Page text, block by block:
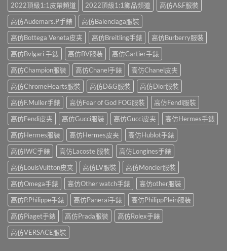
2022頂級1:1皮帶頻道
2022頂級1:1飾品頻道
高仿A&F服裝
高仿Audemars.P手錶
高仿Balenciaga服裝
高仿Bottega Veneta皮夹
高仿Breitling手錶
高仿Burberry服裝
高仿Bvlgari 手錶
高仿BV服裝
高仿Cartier手錶
高仿Champion服裝
高仿Chanel手錶
高仿Chanel皮夹
高仿ChromeHearts服裝
高仿D&G服裝
高仿Dior服裝
高仿F.Muller手錶
高仿Fear of God FOG服裝
高仿Fendi服裝
高仿Fendi皮夹
高仿Gucci服裝 高仿Gucci皮夹
高仿Hermes手錶
高仿Hermes服裝
高仿Hermes皮夹
高仿Hublot手錶
高仿IWC手錶
高仿Lacoste 服裝
高仿Longines手錶
高仿LouisVuitton皮夹
高仿LV服裝
高仿Moncler服裝
高仿Omega手錶
高仿Other watch手錶
高仿other服裝
高仿P.Philippe手錶
高仿Panerai手錶
高仿PhilippPlein服裝
高仿Piaget手錶
高仿Prada服裝
高仿Rolex手錶
高仿VERSACE服裝